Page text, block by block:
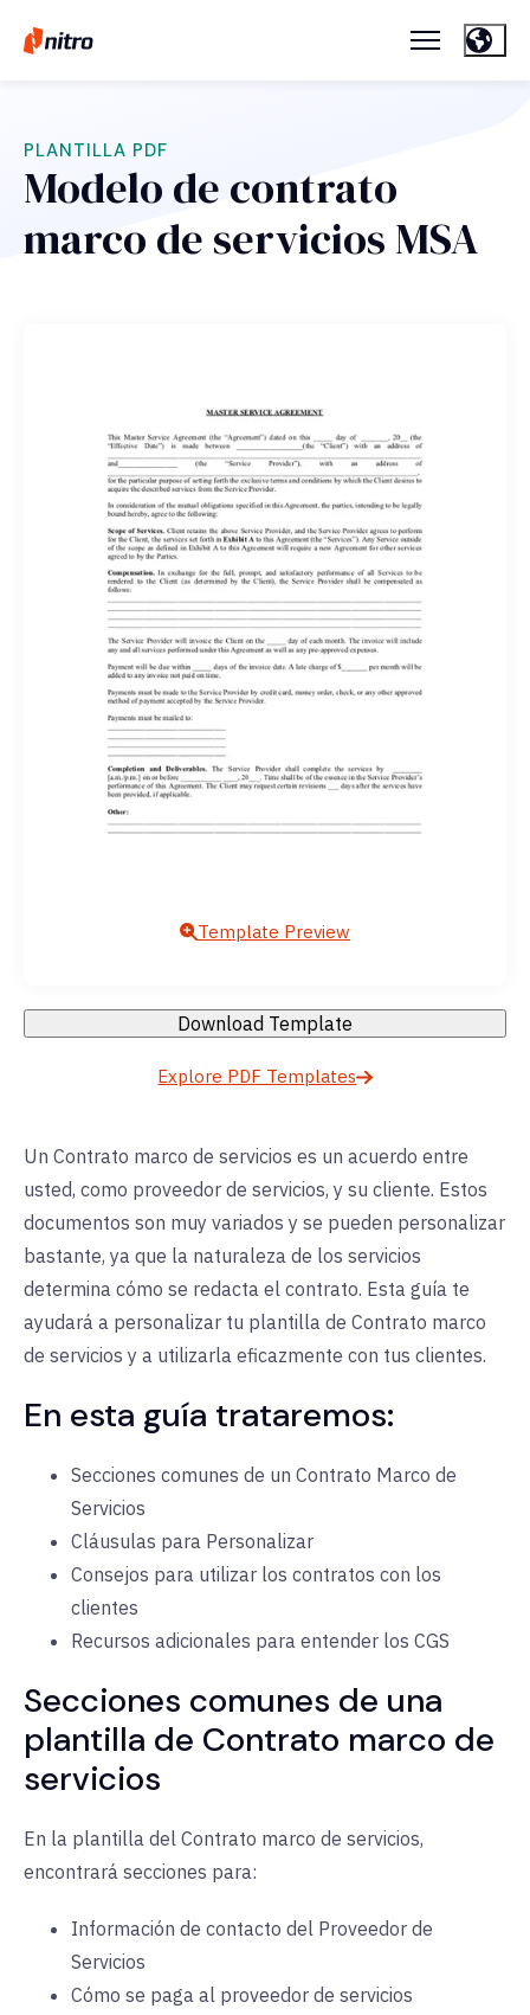
PLANTILLA PDF
Modelo de contrato
marco de servicios MSA
Template Preview
Download Template
Explore PDF Templates
Un Contrato marco de servicios es un acuerdo entre
usted, como proveedor de servicios, y su cliente. Estos
documentos son muy variados y se pueden personalizar
bastante, ya que la naturaleza de los servicios
determina cómo se redacta el contrato. Esta guía te
ayudará a personalizar tu plantilla de Contrato marco
de servicios y a utilizarla eficazmente con tus clientes.
En esta guía trataremos:
Secciones comunes de un Contrato Marco de
Servicios
Cláusulas para Personalizar
Consejos para utilizar los contratos con los
clientes
Recursos adicionales para entender los CGS
Secciones comunes de una
plantilla de Contrato marco de
servicios
En la plantilla del Contrato marco de servicios,
encontrará secciones para:
Información de contacto del Proveedor de
Servicios
Cómo se paga al proveedor de servicios